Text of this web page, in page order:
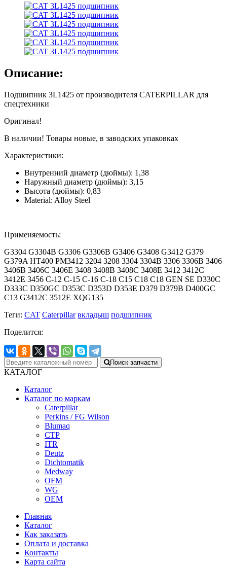
Описание:
Подшипник 3L1425 от производителя CATERPILLAR для
спецтехники
Оригинал!
В наличии! Товары новые, в заводских упаковках
Характеристики:
Внутренний диаметр (дюймы): 1,38
Наружный диаметр (дюймы): 3,15
Высота (дюймы): 0,83
Material: Alloy Steel
Применяемость:
G3304 G3304B G3306 G3306B G3406 G3408 G3412 G379
G379A HT400 PM3412 3204 3208 3304 3304B 3306 3306B 3406
3406B 3406C 3406E 3408 3408B 3408C 3408E 3412 3412C
3412E 3456 C-12 C-15 C-16 C-18 C15 C18 C18 GEN SE D330C
D333C D350GC D353C D353D D353E D379 D379B D400GC
C13 G3412C 3512E XQG135
Теги: CAT Caterpillar вкладыш подшипник
Поделится:
Поиск запчасти
КАТАЛОГ
Каталог
Каталог по маркам
Caterpillar
Perkins / FG Wilson
Blumaq
CTP
ITR
Deutz
Dichtomatik
Medway
OFM
WG
OEM
Главная
Каталог
Как заказать
Оплата и доставка
Контакты
Карта сайта